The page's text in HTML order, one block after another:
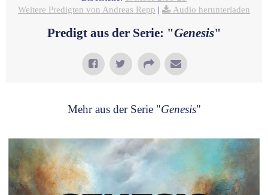
Weitere Predigten von Andreas Repp | Audio herunterladen
Predigt aus der Serie: "Genesis"
Mehr aus der Serie "Genesis"